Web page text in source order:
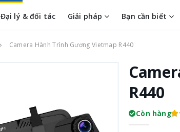
Đại lý & đối tác Giải pháp Bạn cần biết
Camera Hành Trình Gương Vietmap R440
R440
Còn hàng